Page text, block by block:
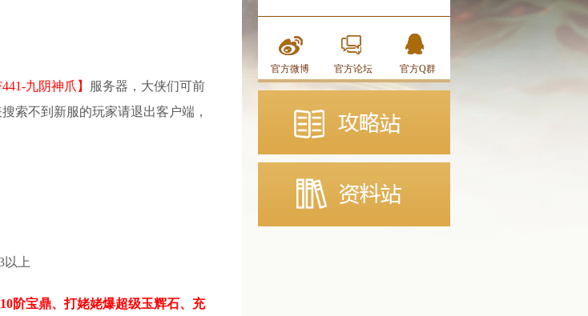
九阴神爪】
服务器，大侠们可前
索不到新服的玩家请退出客户端，
以上
阶宝鼎、打姥姥爆超级玉辉石、充
官方微博 官方论坛 官方Q群